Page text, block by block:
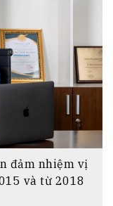
đảm nhiệm vị
và từ 2018